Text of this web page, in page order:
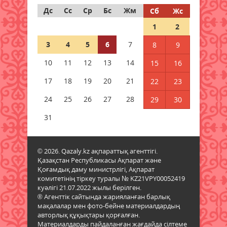
кеңейтілген мәжіліс өтті
Қазақстан Орталық Азиядағы
көшуге ең қолайлы ел атанды
Алтынның құны қайта өсті:
бағалы металл бағасының
шарықтауына не әсер етуде
Тапшы өңірлерге үздік
педагогтарды тарту ережелері
өзгерді
05 тамыз 2026 ж. 109
Мемлекеттік қызметтер үшін
ұялы телефонды цифрлық
Дс
Сс Ср Бс Жм Сб
Жс
1
2
3
4 5 6 7 8
9
10
11 12 13 14 15
16
17
18 19 20 21 22
23
24
25 26 27 28 29
30
31
© 2026. Qazaly.kz ақпараттық агенттігі.
Қазақстан Республикасы Ақпарат және
Қоғамдық даму министрлігі, Ақпарат
комитетінің тіркеу туралы № KZ21VPY00052419
куәлігі 21.07.2022 жылы берілген.
® Агенттік сайтында жарияланған барлық
мақалалар мен фото-бейне материалдардың
авторлық құқықтары қорғалған.
Материалдарды пайдаланған жағдайда сілтеме